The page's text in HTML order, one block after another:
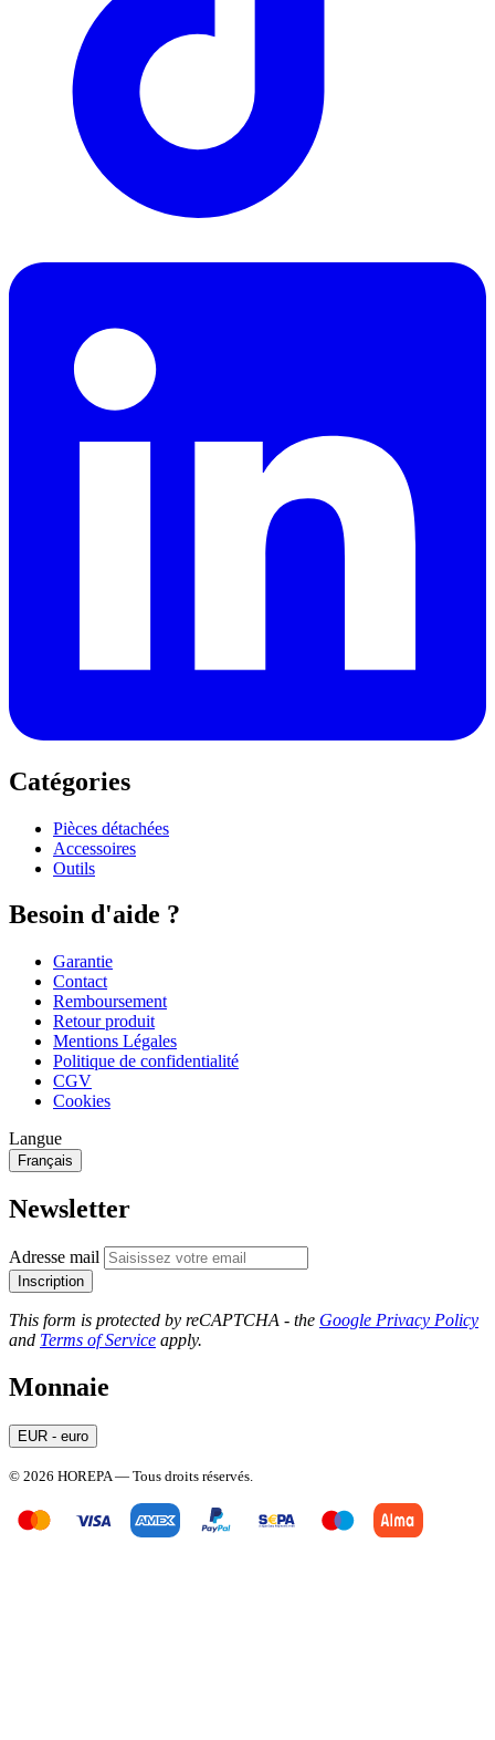
Catégories
Pièces détachées
Accessoires
Outils
Besoin d'aide ?
Garantie
Contact
Remboursement
Retour produit
Mentions Légales
Politique de confidentialité
CGV
Cookies
Langue
Français
Newsletter
Adresse mail
Inscription
This form is protected by reCAPTCHA - the Google Privacy Policy
and Terms of Service apply.
Monnaie
EUR - euro
© 2026 HOREPA — Tous droits réservés.